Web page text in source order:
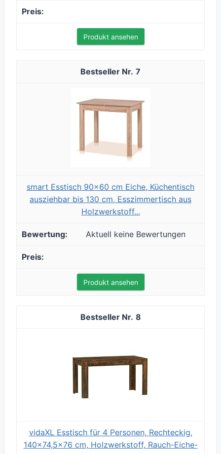
Produkt ansehen
7
smart Esstisch 90x60 cm Eiche, Küchentisch
ausziehbar bis 130 cm, Esszimmertisch aus
Holzwerkstoff...
Aktuell keine Bewertungen
Produkt ansehen
8
vidaXL Esstisch für 4 Personen, Rechteckig,
140x74,5x76 cm, Holzwerkstoff, Rauch-Eiche-